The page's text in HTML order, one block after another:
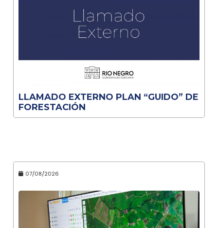
LLAMADO EXTERNO PLAN “GUIDO” DE
FORESTACIÓN
07/08/2026